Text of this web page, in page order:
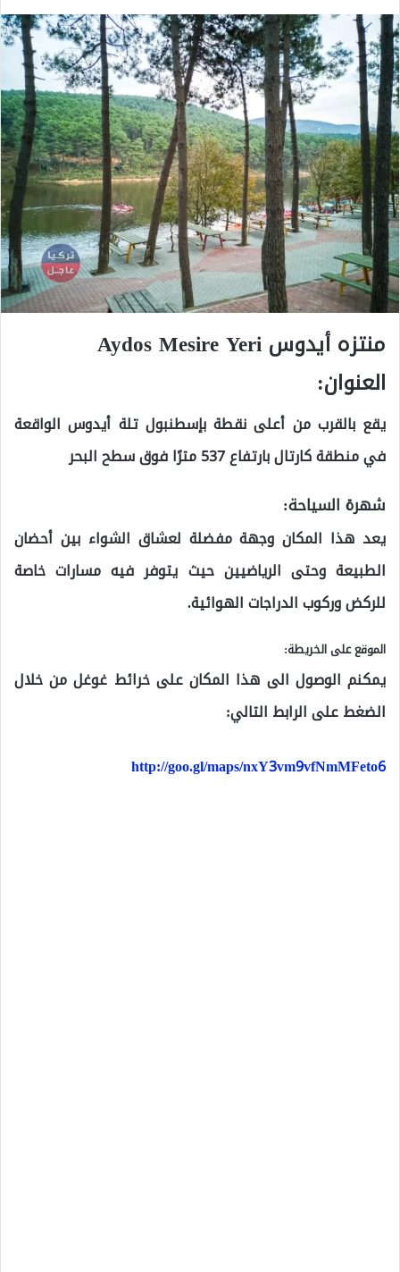
منتزه أيدوس Aydos Mesire Yeri
العنوان:
يقع بالقرب من أعلى نقطة بإسطنبول تلة أيدوس الواقعة
في منطقة كارتال بارتفاع 537 مترًا فوق سطح البحر
شهرة السياحة:
يعد هذا المكان وجهة مفضلة لعشاق الشواء بين أحضان
الطبيعة وحتى الرياضيين حيث يتوفر فيه مسارات خاصة
للركض وركوب الدراجات الهوائية.
الموقع على الخريطة:
يمكنم الوصول الى هذا المكان على خرائط غوغل من خلال
الضغط على الرابط التالي:
http://goo.gl/maps/nxY3vm9vfNmMFeto6